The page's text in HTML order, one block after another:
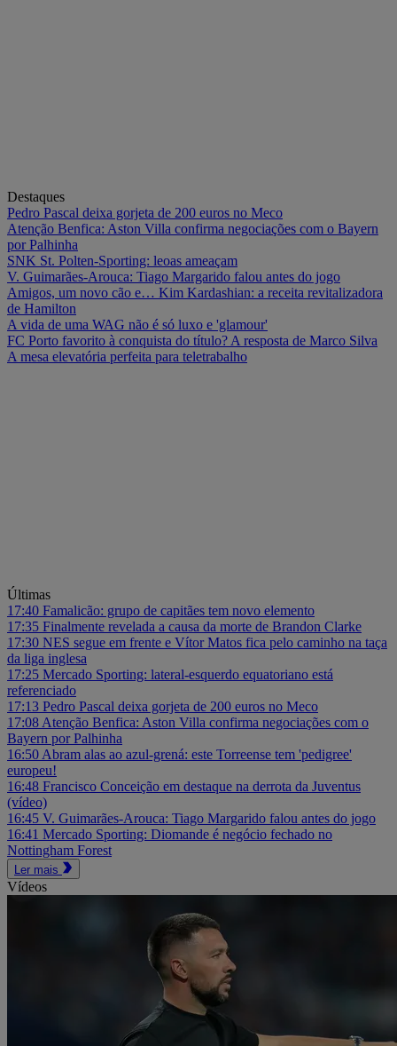
Destaques
Pedro Pascal deixa gorjeta de 200 euros no Meco
Atenção Benfica: Aston Villa confirma negociações com o Bayern
por Palhinha
SNK St. Polten-Sporting: leoas ameaçam
V. Guimarães-Arouca: Tiago Margarido falou antes do jogo
Amigos, um novo cão e… Kim Kardashian: a receita revitalizadora
de Hamilton
A vida de uma WAG não é só luxo e 'glamour'
FC Porto favorito à conquista do título? A resposta de Marco Silva
A mesa elevatória perfeita para teletrabalho
Últimas
17:40 Famalicão: grupo de capitães tem novo elemento
17:35 Finalmente revelada a causa da morte de Brandon Clarke
17:30 NES segue em frente e Vítor Matos fica pelo caminho na taça
da liga inglesa
17:25 Mercado Sporting: lateral-esquerdo equatoriano está
referenciado
17:13 Pedro Pascal deixa gorjeta de 200 euros no Meco
17:08 Atenção Benfica: Aston Villa confirma negociações com o
Bayern por Palhinha
16:50 Abram alas ao azul-grená: este Torreense tem 'pedigree'
europeu!
16:48 Francisco Conceição em destaque na derrota da Juventus
(vídeo)
16:45 V. Guimarães-Arouca: Tiago Margarido falou antes do jogo
16:41 Mercado Sporting: Diomande é negócio fechado no
Nottingham Forest
Ler mais
Vídeos